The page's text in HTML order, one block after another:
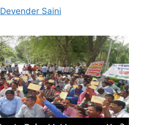
Devender Saini